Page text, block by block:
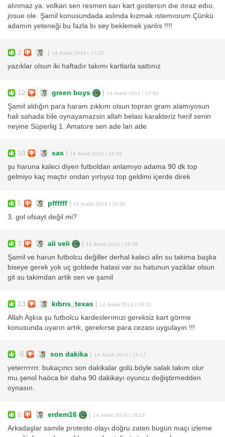
alınmaz ya. volkan sen resmen sarı kart gostersın dıe ıtıraz edıo.
josue ole. Şamil konusundada aslında kızmak ıstemıorum.Çünkü
adamın yeteneği bu fazla bı sey beklemek yanlıs !!!!
2 | 14 Aralık 2014 | 17:15
yazıklar olsun iki haftadır takımı kartlarla sattınız
12 green boys | 14 Aralık 2014 | 17:02
Şamil aldığın para haram zıkkım olsun topran gram alamıyosun
hali sahada bile oynayamazsin allah belasi karakteriz herif senin
neyine Süperlig 1. Amatore sen ade lan ade
10 sas | 14 Aralık 2014 | 16:58
şu haruna kaleci diyen futboldan anlamıyo adama 90 dk top
gelmiyo kaç maçtır ondan yırtıyoz top geldimi içerde direk
5 pffffff | 14 Aralık 2014 | 16:40
3. gol ofsayt değil mi?
3 ali veli | 14 Aralık 2014 | 16:36
Şamil ve harun futbolcu değiller derhal kaleci alin su takima başka
biseye gerek yok uç goldede hatasi var su hatunun yaziklar olsun
git su takimdan artik sen ve şamil
13 kıbrıs_texas | 14 Aralık 2014 | 16:31
Allah Aşkıa şu futbolcu kardeslerımızi gereksiz kart görme
konusunda uyarın artık, gerekırse para cezası uygulayın !!!
-5 son dakika | 14 Aralık 2014 | 16:17
yeterrrrrrr. bukaçıncı son dakikalar golü.böyle salak takım olur
mu.şenol haöca bir daha 90 dakikayı oyuncu değiştirmedden
oynasın.
6 erdem16 | 14 Aralık 2014 | 16:12
Arkadaşlar samile protesto olayı doğru zaten bugün maçı izleme